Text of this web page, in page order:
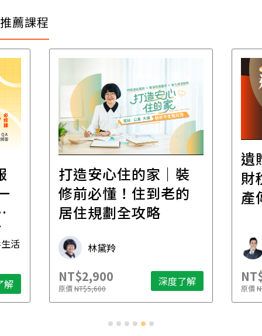
推薦課程
活
解
打造安心住的家｜裝
修前必懂！住到老的
居住規劃全攻略
林黛羚
NT$2,900
原價NT$5,600 深度了解
遺
財
產
原價